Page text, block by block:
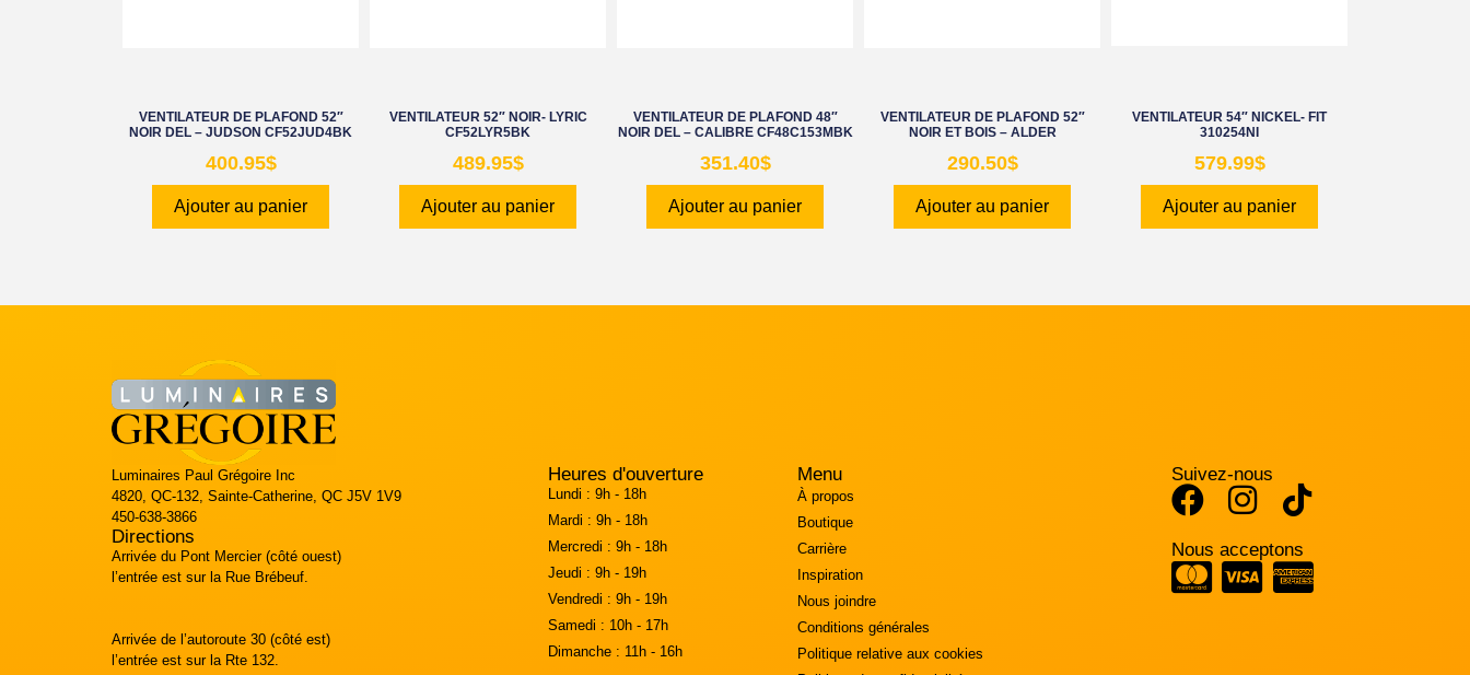
VENTILATEUR DE PLAFOND 52″
NOIR DEL – JUDSON CF52JUD4BK
400.95$
Ajouter au panier
VENTILATEUR 52″ NOIR- LYRIC
CF52LYR5BK
489.95$
Ajouter au panier
VENTILATEUR DE PLAFOND 48″
NOIR DEL – CALIBRE CF48C153MBK
351.40$
Ajouter au panier
VENTILATEUR DE PLAFOND 52″
NOIR ET BOIS – ALDER
290.50$
Ajouter au panier
VENTILATEUR 54″ NICKEL- FIT
310254NI
579.99$
Ajouter au panier
Luminaires Paul Grégoire Inc
4820, QC-132, Sainte-Catherine, QC J5V 1V9
450-638-3866
Directions
Arrivée du Pont Mercier (côté ouest)
l’entrée est sur la Rue Brébeuf.
Arrivée de l’autoroute 30 (côté est)
l’entrée est sur la Rte 132.
Heures d'ouverture
Lundi : 9h - 18h
Mardi : 9h - 18h
Mercredi : 9h - 18h
Jeudi : 9h - 19h
Vendredi : 9h - 19h
Samedi : 10h - 17h
Dimanche : 11h - 16h
Menu
À propos
Boutique
Carrière
Inspiration
Nous joindre
Conditions générales
Politique relative aux cookies
Suivez-nous
Nous acceptons